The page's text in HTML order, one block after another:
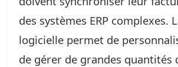
des systèmes ERP complexes.
logicielle permet de
de gérer de grandes quantités